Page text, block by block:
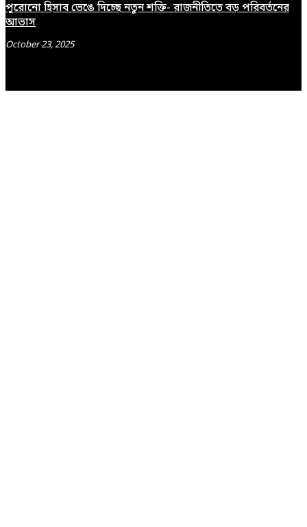
পুরোনো হিসাব ভেঙে দিচ্ছে নতুন শক্তি- রাজনীতিতে বড় পরিবর্তনের
আভাস
October 23, 2025